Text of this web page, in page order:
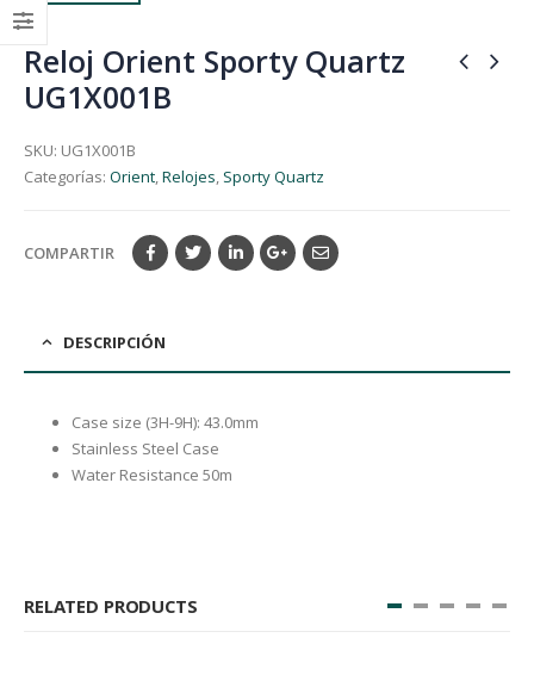
Reloj Orient Sporty Quartz
UG1X001B
SKU: UG1X001B
Categorías: Orient,Relojes, Sporty Quartz
COMPARTIR
DESCRIPCIÓN
Case size (3H-9H): 43.0mm
Stainless Steel Case
Water Resistance 50m
RELATED PRODUCTS